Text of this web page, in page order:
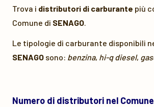
Trova i distributori di carburante più
Comune di SENAGO.
Le tipologie di carburante disponibili
SENAGO sono: benzina, hi-q diesel,
Numero di distributori nel